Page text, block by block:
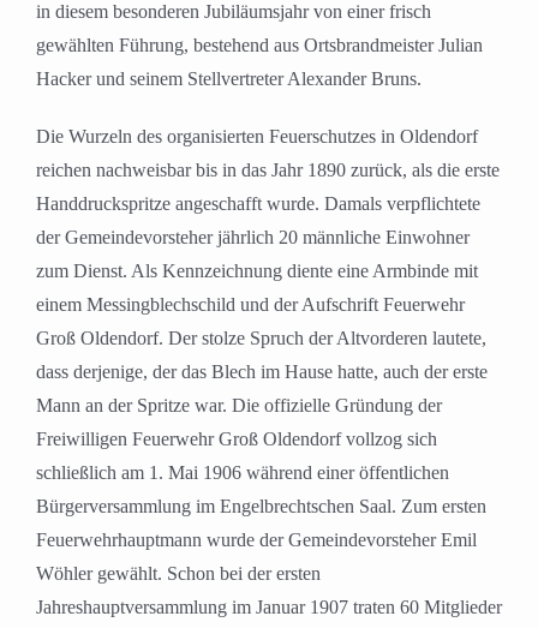
in diesem besonderen Jubiläumsjahr von einer frisch
gewählten Führung, bestehend aus Ortsbrandmeister Julian
Hacker und seinem Stellvertreter Alexander Bruns.
Die Wurzeln des organisierten Feuerschutzes in Oldendorf
reichen nachweisbar bis in das Jahr 1890 zurück, als die erste
Handdruckspritze angeschafft wurde. Damals verpflichtete
der Gemeindevorsteher jährlich 20 männliche Einwohner
zum Dienst. Als Kennzeichnung diente eine Armbinde mit
einem Messingblechschild und der Aufschrift Feuerwehr
Groß Oldendorf. Der stolze Spruch der Altvorderen lautete,
dass derjenige, der das Blech im Hause hatte, auch der erste
Mann an der Spritze war. Die offizielle Gründung der
Freiwilligen Feuerwehr Groß Oldendorf vollzog sich
schließlich am 1. Mai 1906 während einer öffentlichen
Bürgerversammlung im Engelbrechtschen Saal. Zum ersten
Feuerwehrhauptmann wurde der Gemeindevorsteher Emil
Wöhler gewählt. Schon bei der ersten
Jahreshauptversammlung im Januar 1907 traten 60 Mitglieder